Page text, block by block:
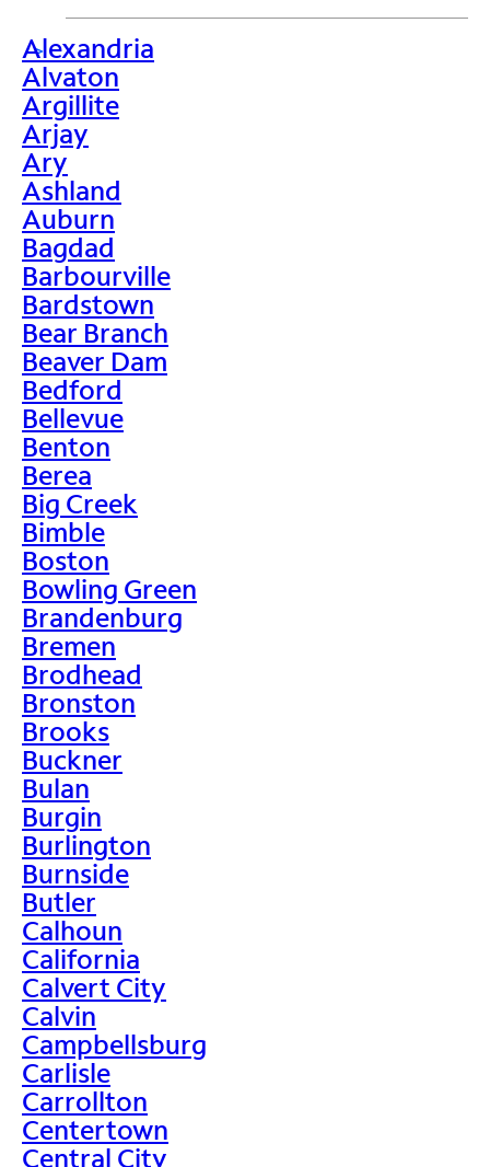
>
Alexandria
Alvaton
Argillite
Arjay
Ary
Ashland
Auburn
Bagdad
Barbourville
Bardstown
Bear Branch
Beaver Dam
Bedford
Bellevue
Benton
Berea
Big Creek
Bimble
Boston
Bowling Green
Brandenburg
Bremen
Brodhead
Bronston
Brooks
Buckner
Bulan
Burgin
Burlington
Burnside
Butler
Calhoun
California
Calvert City
Calvin
Campbellsburg
Carlisle
Carrollton
Centertown
Central City